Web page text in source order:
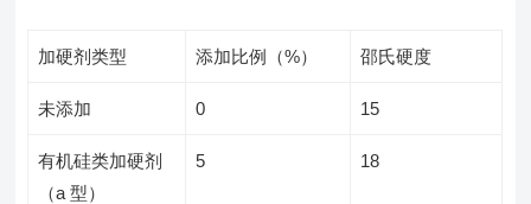
加硬剂类型 添加比例（%） 邵氏硬度
未添加 0 15
有机硅类加硬剂
（a 型）
5 18